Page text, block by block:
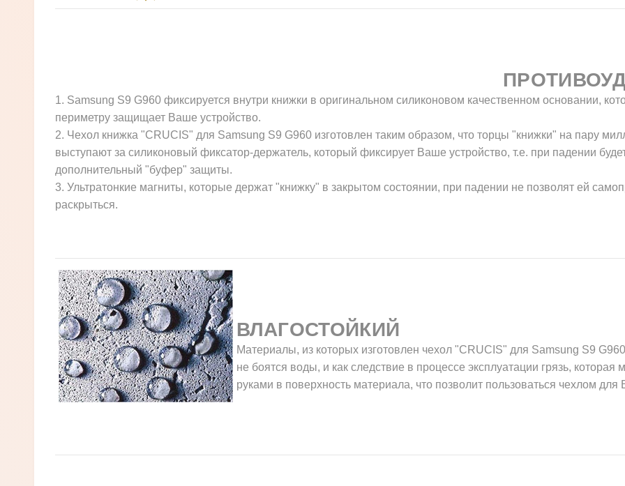
1. Samsung S9 G960 фиксируется внутри книжки в оригинальном силиконовом качественном основании,
периметру защищает Ваше устройство.
2. Чехол книжка "CRUCIS" для Samsung S9 G960 изготовлен таким образом, что торцы "книжки" на пару
выступают за силиконовый фиксатор-держатель, который фиксирует Ваше устройство, т.е. при падении
дополнительный "буфер" защиты.
3. Ультратонкие магниты, которые держат "книжку" в закрытом состоянии, при падении не позволят ей
раскрыться.
ВЛАГОСТОЙКИЙ
Материалы, из которых изготовлен чехол "CRUCIS" для Samsung S9
не боятся воды, и как следствие в процессе эксплуатации грязь, которая
руками в поверхность материала, что позволит пользоваться чехлом